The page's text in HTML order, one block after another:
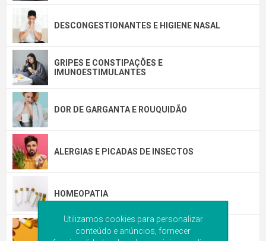
DESCONGESTIONANTES E HIGIENE NASAL
GRIPES E CONSTIPAÇÕES E
IMUNOESTIMULANTES
DOR DE GARGANTA E ROUQUIDÃO
ALERGIAS E PICADAS DE INSECTOS
HOMEOPATIA
DIVERSOS
Utilizamos cookies para personalizar
conteúdo e anúncios, fornecer